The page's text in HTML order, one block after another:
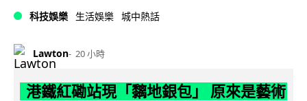
科技娛樂 生活娛樂 城中熱話
Lawton 20 小時
港鐵紅磡站現「黐地銀包」 原來是藝術